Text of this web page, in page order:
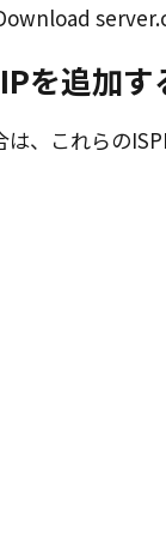
を追加す
、これらの